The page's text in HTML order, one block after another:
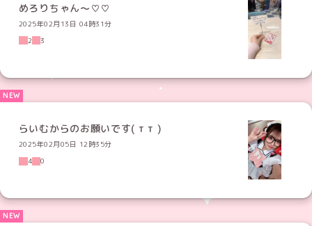
めろりちゃん〜♡♡
2025年02月13日 04時31分
2
3
らいむからのお願いです( т т )
2025年02月05日 12時35分
4
0